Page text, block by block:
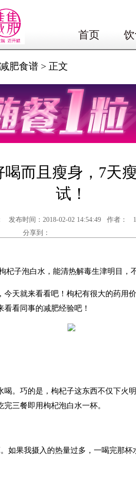
首页
减肥食谱 > 正文
而且瘦身，7天
试！
发布时间：2018-02-02 14:54:49 作者：
分享到：
杞子泡白水，能清热解毒生津明目，
天就来看看吧！枸杞有很大的药用
看同事的减肥经验吧！
喝。巧的是，枸杞子这东西不仅下火
三餐即用枸杞泡白水一杯。
如果我摄入的热量过多，一喝完那